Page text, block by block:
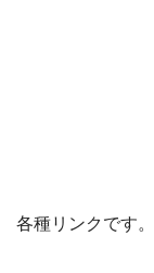
各種リンクです。